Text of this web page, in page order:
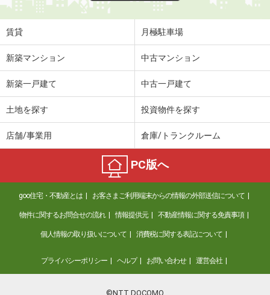
賃貸 月極駐車場
新築マンション 中古マンション
新築一戸建て 中古一戸建て
土地を探す 投資物件を探す
店舗/事業用 倉庫/トランクルーム
PC版へ
goo住宅・不動産とは お客さまご利用端末からの情報の外部送信について
物件に関するお問合せの流れ 情報提供元 不動産情報に関する免責事項
個人情報の取り扱いについて 消費税に関する表記について
プライバシーポリシー ヘルプ お問い合わせ 運営会社
©NTT DOCOMO